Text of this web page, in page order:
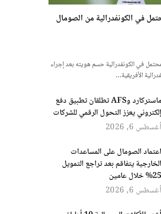
في الكونفدرالية من الصومال
في الكونفدرالية حسم هويته بعد إجراء
الأفريقية…
ماستركارد وAFS تطلقان تطبيق دفع
إلكتروني يعزز التحول الرقمي للشركات
أغسطس 6, 2026
اعتماد الصومال على المساعدات
الخارجية يتفاقم بعد تراجع التمويل
25% خلال عامين
أغسطس 6, 2026